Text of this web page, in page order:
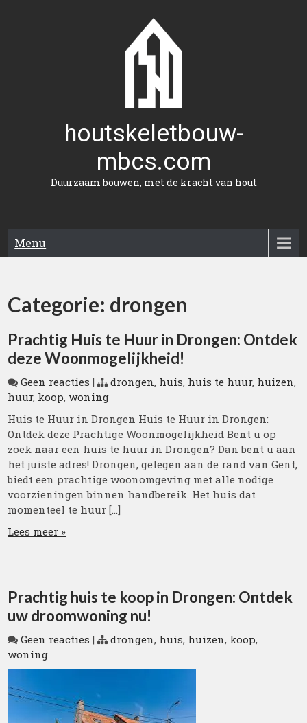
houtskeletbouw-
mbcs.com
Duurzaam bouwen, met de kracht van hout
Menu
Categorie: drongen
Prachtig Huis te Huur in Drongen: Ontdek
deze Woonmogelijkheid!
Geen reacties | drongen, huis, huis te huur, huizen,
huur, koop,woning
Huis te Huur in Drongen Huis te Huur in Drongen:
Ontdek deze Prachtige Woonmogelijkheid Bent u op
zoek naar een huis te huur in Drongen? Dan bent u aan
het juiste adres! Drongen, gelegen aan de rand van Gent,
biedt een prachtige woonomgeving met alle nodige
voorzieningen binnen handbereik. Het huis dat
momenteel te huur […]
Lees meer »
Prachtig huis te koop in Drongen: Ontdek
uw droomwoning nu!
Geen reacties | drongen, huis, huizen, koop,
woning